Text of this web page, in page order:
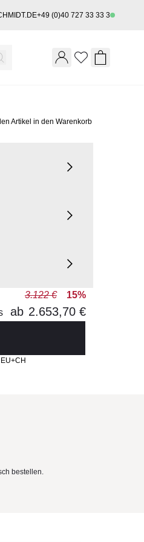
+49 (0)40 727 33 33 3
Wishlist
Artikel in den Warenkorb
3.122 €
15%
ab 2.653,70 €
bestellen.